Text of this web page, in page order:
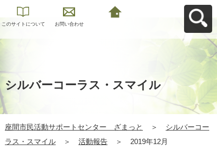
このサイトについて お問い合わせ
シルバーコーラス・スマイル
座間市民活動サポートセンター ざまっと ＞
シルバーコー
ラス・スマイル
＞ 活動報告 ＞ 2019年12月